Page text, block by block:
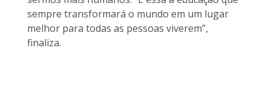
sempre transformará o mundo em um lugar
melhor para todas as pessoas viverem”,
finaliza.